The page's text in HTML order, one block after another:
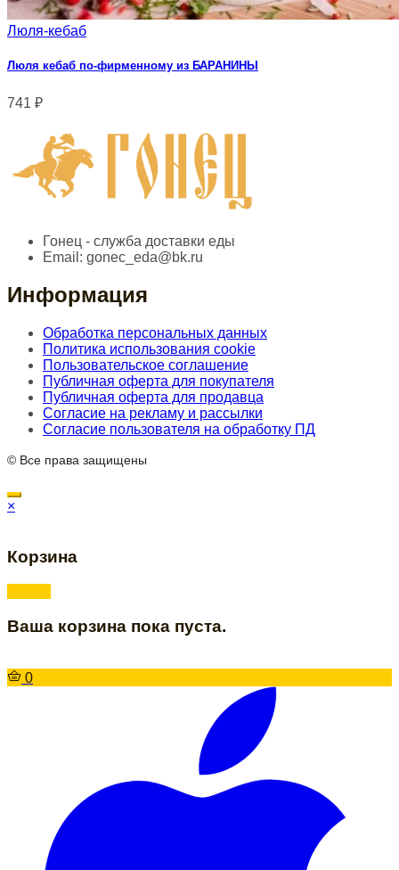
Люля-кебаб
Люля кебаб по-фирменному из БАРАНИНЫ
741 ₽
Гонец - служба доставки еды
Email: gonec_eda@bk.ru
Информация
Обработка персональных данных
Политика использования cookie
Пользовательское соглашение
Публичная оферта для покупателя
Публичная оферта для продавца
Согласие на рекламу и рассылки
Согласие пользователя на обработку ПД
© Все права защищены
×
Корзина
Ваша корзина пока пуста.
0